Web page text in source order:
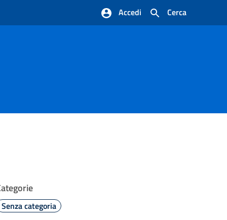
Cerca
Accedi
Senza categoria